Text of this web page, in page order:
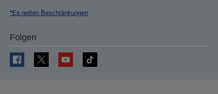
*Es gelten Beschränkungen
Folgen